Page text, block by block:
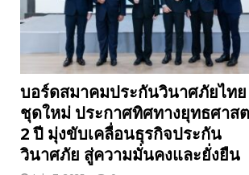
บอร์ดสมาคมประกันวินาศภัยไทย
ชุดใหม่ ประกาศทิศทางยุทธศาส
2 ปี มุ่งขับเคลื่อนธุรกิจประกัน
วินาศภัย สู่ความมั่นคงและยั่งยืน